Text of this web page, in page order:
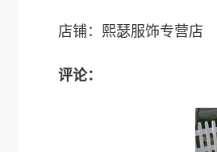
店铺：熙瑟服饰专营店
评论：